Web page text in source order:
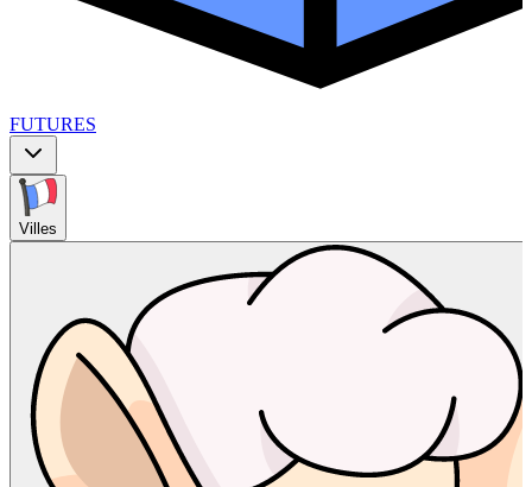
FUTURES
Villes